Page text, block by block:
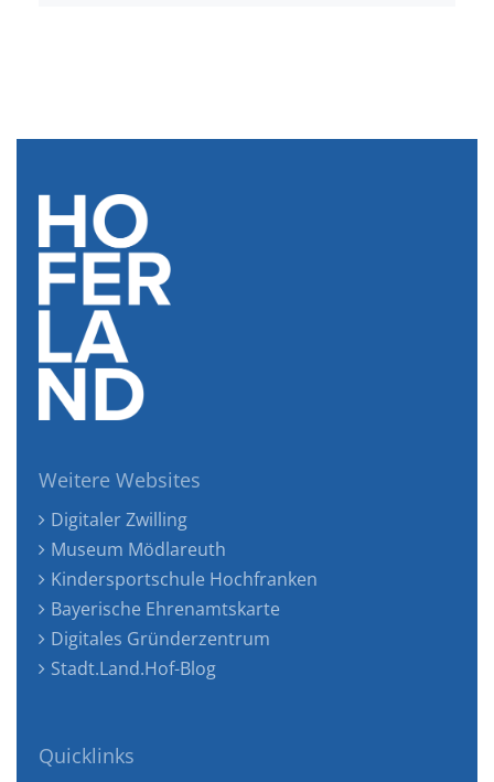
Weitere Websites
Digitaler Zwilling
Museum Mödlareuth
Kindersportschule Hochfranken
Bayerische Ehrenamtskarte
Digitales Gründerzentrum
Stadt.Land.Hof-Blog
Quicklinks